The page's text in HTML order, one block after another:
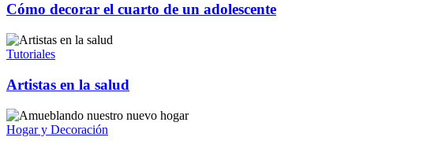
Cómo decorar el cuarto de un adolescente
Tutoriales
Artistas en la salud
Hogar y Decoración